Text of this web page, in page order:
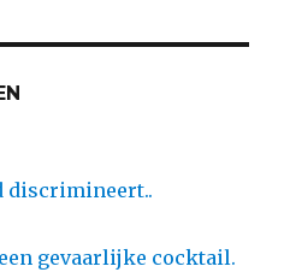
discrimineert..
gevaarlijke cocktail.